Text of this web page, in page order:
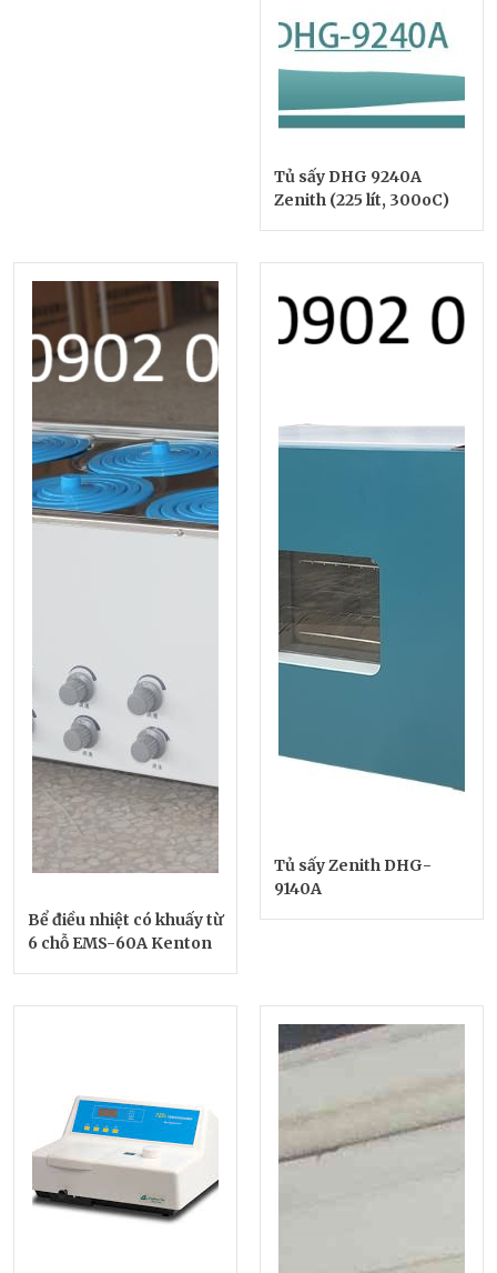
Tủ sấy DHG 9240A
Zenith (225 lít, 300oC)
Bể điều nhiệt có khuấy từ
6 chỗ EMS-60A Kenton
Tủ sấy Zenith DHG-
9140A